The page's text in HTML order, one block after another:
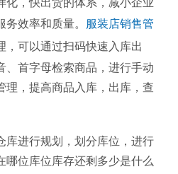
化，快出货的体系，减小企业
效率和质量。
服装店销售管
，可以通过扫码快速入库出
、首字母检索商品，进行手动
理，提高商品入库，出库，查
库进行规划，划分库位，进行
哪位库位库存还剩多少是什么